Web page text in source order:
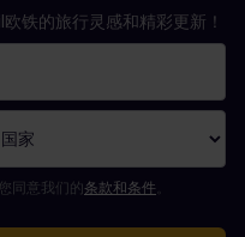
铁的旅行灵感和精彩更新！
同意我们的条款和条件